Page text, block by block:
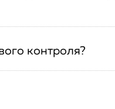
контроля?